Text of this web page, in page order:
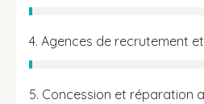
4. Agences de recrutement
5. Concession et réparation